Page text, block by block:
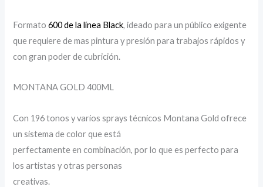
Formato600 de la línea Black, ideado para un público exigente
que requiere de mas pintura y presión para trabajos rápidos y
con gran poder de cubrición.
MONTANA GOLD 400ML
Con 196 tonos y varios sprays técnicos Montana Gold ofrece
un sistema de color que está
perfectamente en combinación, por lo que es perfecto para
los artistas y otras personas
creativas.